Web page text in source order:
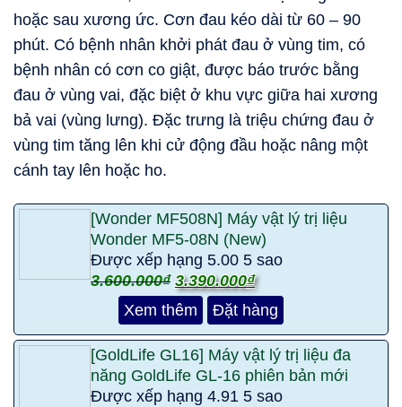
hoặc sau xương ức. Cơn đau kéo dài từ 60 – 90
phút. Có bệnh nhân khởi phát đau ở vùng tim, có
bệnh nhân có cơn co giật, được báo trước bằng
đau ở vùng vai, đặc biệt ở khu vực giữa hai xương
bả vai (vùng lưng). Đặc trưng là triệu chứng đau ở
vùng tim tăng lên khi cử động đầu hoặc nâng một
cánh tay lên hoặc ho.
[Wonder MF508N] Máy vật lý trị liệu
Wonder MF5-08N (New)
Được xếp hạng 5.00 5 sao
3.600.000₫ 3.390.000₫
Xem thêm
Đặt hàng
[GoldLife GL16] Máy vật lý trị liệu đa
năng GoldLife GL-16 phiên bản mới
Được xếp hạng 4.91 5 sao